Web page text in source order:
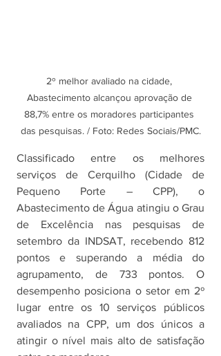
2º melhor avaliado na cidade,
Abastecimento alcançou aprovação de
88,7% entre os moradores participantes
das pesquisas. / Foto: Redes Sociais/PMC.
Classificado entre os melhores
serviços de Cerquilho (Cidade de
Pequeno Porte – CPP), o
Abastecimento de Água atingiu o Grau
de Excelência nas pesquisas de
setembro da INDSAT, recebendo 812
pontos e superando a média do
agrupamento, de 733 pontos. O
desempenho posiciona o setor em 2º
lugar entre os 10 serviços públicos
avaliados na CPP, um dos únicos a
atingir o nível mais alto de satisfação